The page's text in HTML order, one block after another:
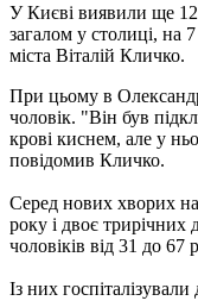
У Києві виявили ще 12
загалом у столиці, на
міста Віталій Кличко.
При цьому в
чоловік. "Він був
крові киснем, але у
повідомив Кличко.
Серед нових хворих
року і двоє трирічних
чоловіків від 31 до 67
Із них